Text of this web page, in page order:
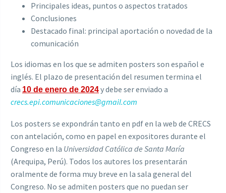
Principales ideas, puntos o aspectos tratados
Conclusiones
Destacado final: principal aportación o novedad de la
comunicación
Los idiomas en los que se admiten posters son español e
inglés. El plazo de presentación del resumen termina el
día 10 de enero de 2024y debe ser enviado a
crecs.epi.comunicaciones@gmail.com
Los posters se expondrán tanto en pdf en la web de CRECS
con antelación, como en papel en expositores durante el
Congreso en la Universidad Católica de Santa María
(Arequipa, Perú). Todos los autores los presentarán
oralmente de forma muy breve en la sala general del
Congreso. No se admiten posters que no puedan ser